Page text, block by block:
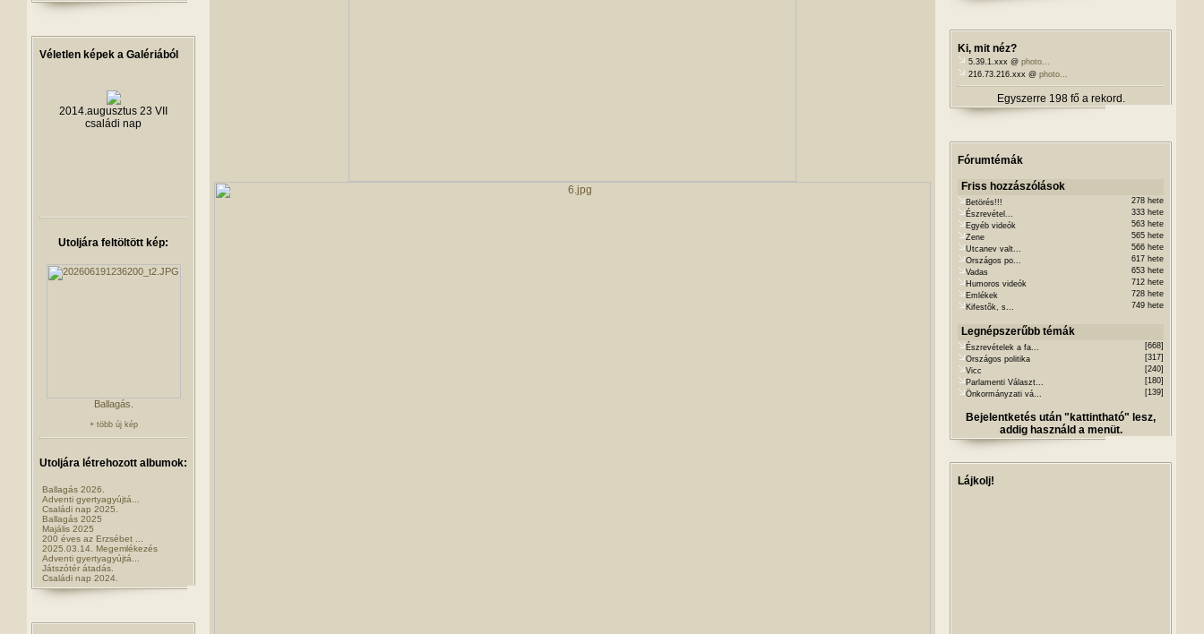
Véletlen képek a Galériából
2014.augusztus 23 VII
családi nap
Utoljára feltöltött kép:
Ballagás.
+ több új kép
Utoljára létrehozott albumok:
Ballagás 2026.
Adventi gyertyagyújtá...
Családi nap 2025.
Ballagás 2025
Majális 2025
200 éves az Erzsébet ...
2025.03.14. Megemlékezés
Adventi gyertyagyújtá...
Játszótér átadás.
Családi nap 2024.
Ki, mit néz?
5.39.1.xxx @ photo...
216.73.216.xxx @ photo...
Egyszerre 198 fő a rekord.
Fórumtémák
Friss hozzászólások
Betörés!!!
278 hete
Észrevétel...
333 hete
Egyéb videók
563 hete
Zene
565 hete
Utcanev valt...
566 hete
Országos po...
617 hete
Vadas
653 hete
Humoros videók
712 hete
Emlékek
728 hete
Kifestõk, s...
749 hete
Legnépszerűbb témák
Észrevételek a fa...
[668]
Országos politika
[317]
Vicc
[240]
Parlamenti Választ...
[180]
Önkormányzati vá...
[139]
Bejelentketés után "kattintható" lesz,
addig használd a menüt.
Lájkolj!